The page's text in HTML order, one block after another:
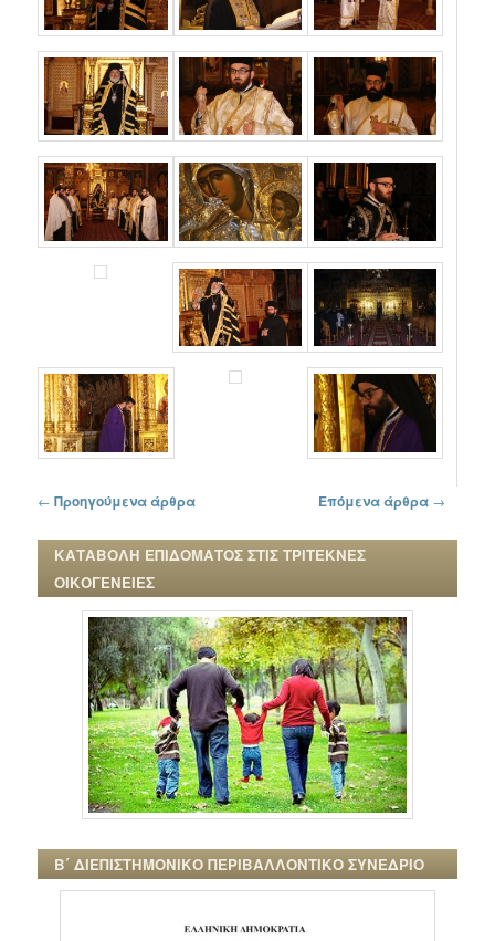
Πλοήγηση στα άρθρα
← Προηγούμενα άρθρα Επόμενα άρθρα →
ΚΑΤΑΒΟΛΗ ΕΠΙΔΟΜΑΤΟΣ ΣΤΙΣ ΤΡΙΤΕΚΝΕΣ
ΟΙΚΟΓΕΝΕΙΕΣ
Β΄ ΔΙΕΠΙΣΤΗΜΟΝΙΚΟ ΠΕΡΙΒΑΛΛΟΝΤΙΚΟ ΣΥΝΕΔΡΙΟ